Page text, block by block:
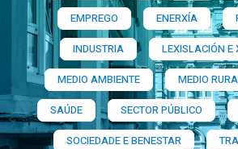
EMPREGO
ENERXÍA
INDUSTRIA
LEXISLACIÓN E
MEDIO AMBIENTE
MEDIO
SAÚDE
SECTOR PÚBLICO
SOCIEDADE E BENESTAR